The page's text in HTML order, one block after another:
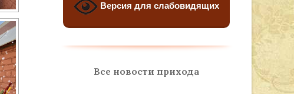
Версия для слабовидящих
Все новости прихода